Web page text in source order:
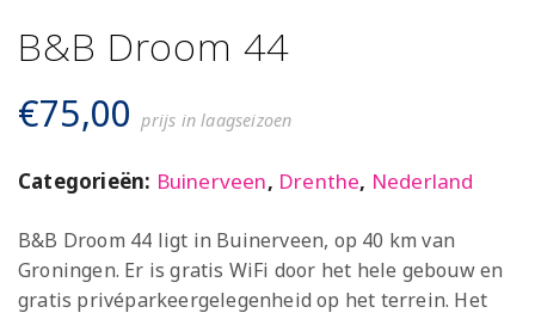
B&B Droom 44
€75,00 prijs in laagseizoen
Categorieën: Buinerveen, Drenthe, Nederland
B&B Droom 44 ligt in Buinerveen, op 40 km van
Groningen. Er is gratis WiFi door het hele gebouw en
gratis privéparkeergelegenheid op het terrein. Het